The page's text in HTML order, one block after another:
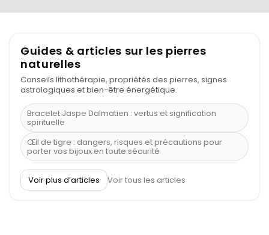
Guides & articles sur les pierres
naturelles
Conseils lithothérapie, propriétés des pierres, signes
astrologiques et bien-être énergétique.
Bracelet Jaspe Dalmatien : vertus et signification
spirituelle
Œil de tigre : dangers, risques et précautions pour
porter vos bijoux en toute sécurité
À quel poignet porter un bracelet de pierre
Découvrez le scorpion et ses pierres
Voir plus d’articles Voir tous les articles